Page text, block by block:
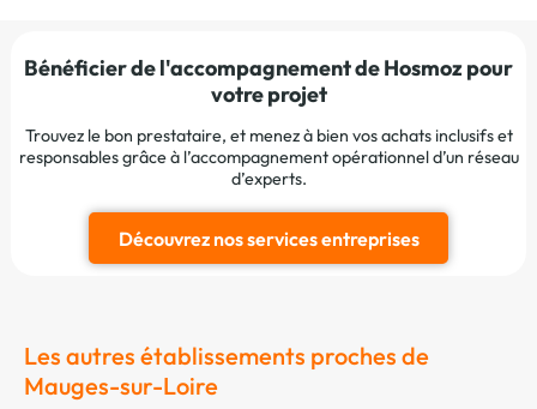
Bénéficier de l'accompagnement de Hosmoz pour
votre projet
Trouvez le bon prestataire, et menez à bien vos achats inclusifs et
responsables grâce à l’accompagnement opérationnel d’un réseau
d’experts.
Découvrez nos services entreprises
Les autres établissements proches de
Mauges-sur-Loire